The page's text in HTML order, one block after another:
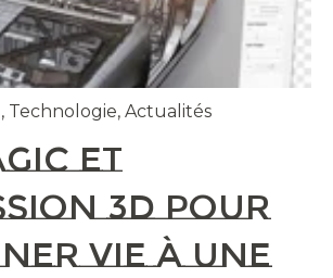
, Technologie, Actualités
et
3D pour
vie à une